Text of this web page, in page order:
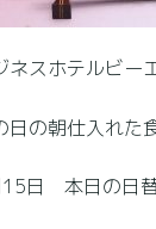
ネスホテルビー
日の朝仕入れた
日 本日の日